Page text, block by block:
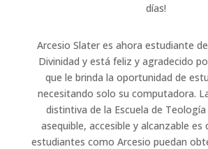
días!
Arcesio Slater es ahora estudiante
Divinidad y está feliz y agradecido
que le brinda la oportunidad de
necesitando solo su computadora.
distintiva de la Escuela de
asequible, accesible y alcanzable es
estudiantes como Arcesio puedan